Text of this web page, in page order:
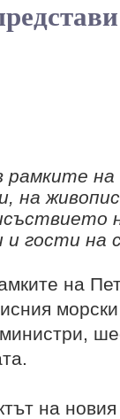
рамките
на
и гости на
на
на новия